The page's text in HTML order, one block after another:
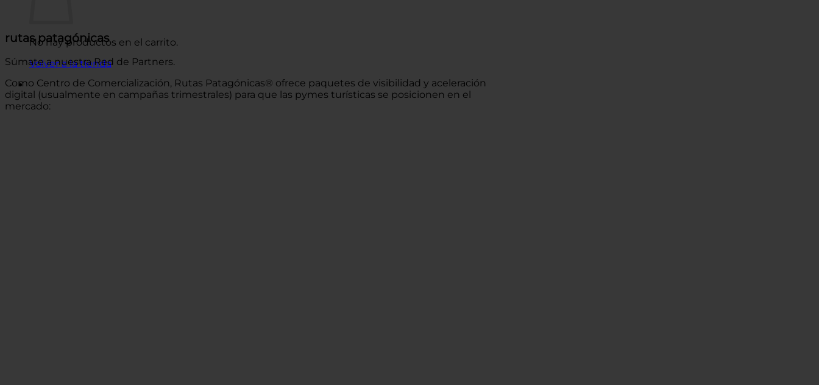
No hay productos en el carrito.
Volver a la tienda
rutas patagónicas
Súmate a nuestra Red de Partners.
Como Centro de Comercialización, Rutas Patagónicas® ofrece paquetes de visibilidad y aceleración
digital (usualmente en campañas trimestrales) para que las pymes turísticas se posicionen en el
mercado: